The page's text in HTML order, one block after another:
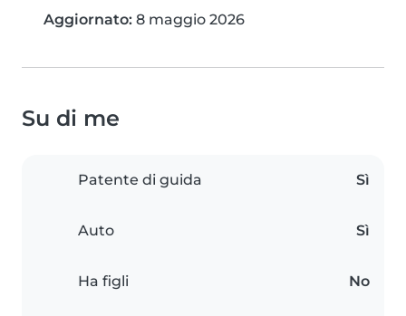
Aggiornato: 8 maggio 2026
Su di me
Patente di guida Sì
Auto Sì
Ha figli No